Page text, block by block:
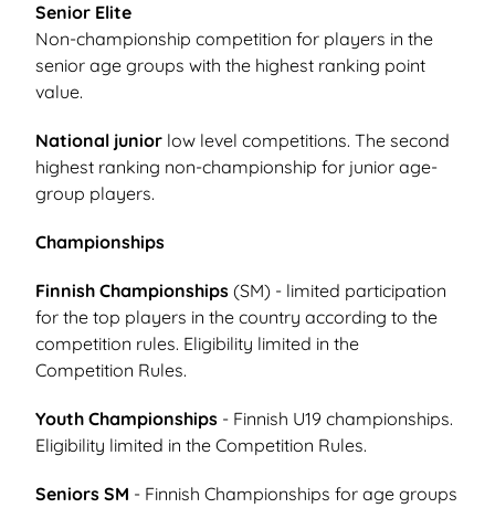
Senior Elite
Non-championship competition for players in the
senior age groups with the highest ranking point
value.
National junior low level competitions. The second
highest ranking non-championship for junior age-
group players.
Championships
Finnish Championships (SM) - limited participation
for the top players in the country according to the
competition rules. Eligibility limited in the
Competition Rules.
Youth Championships - Finnish U19 championships.
Eligibility limited in the Competition Rules.
Seniors SM - Finnish Championships for age groups